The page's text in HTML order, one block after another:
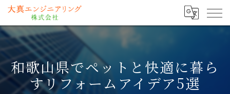
和歌山県でペットと快適に暮ら
すリフォームアイデア5選